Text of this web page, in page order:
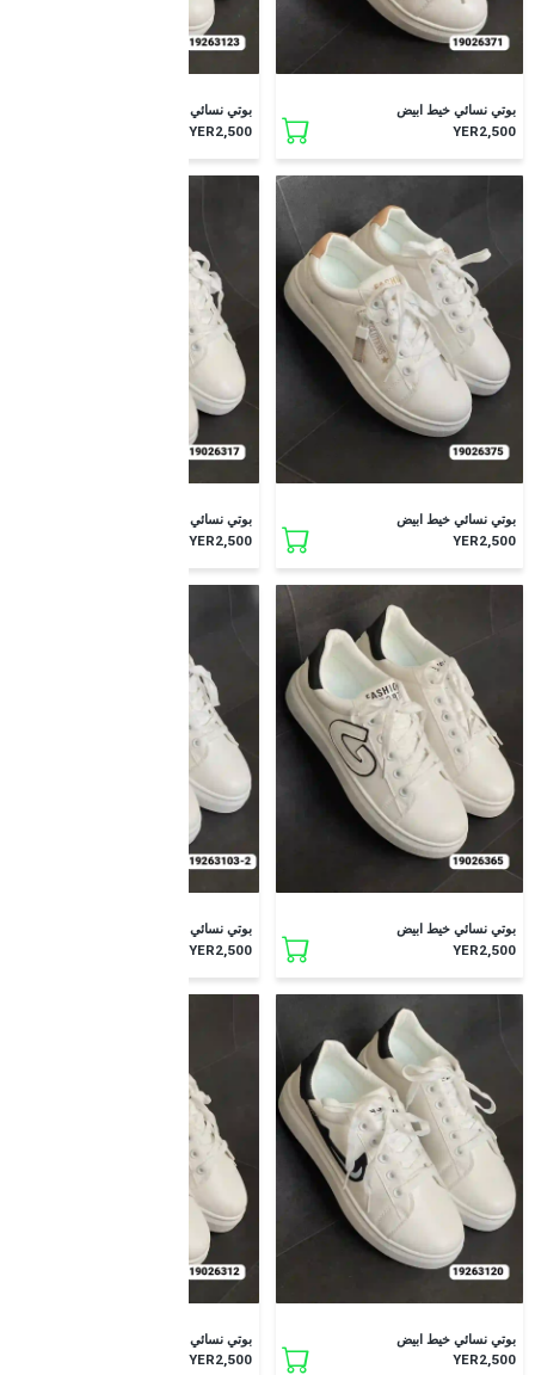
بوتي نسائي خيط ابيض
YER2,500
بوتي نسائي خيط ابيض
YER2,500
بوتي نسائي خيط ابيض
YER2,500
بوتي نسائي خيط ابيض
YER2,500
بوتي نسائي خيط ابيض
YER2,500
بوتي نسائي خيط ارضية قلوب
YER2,500
بوتي نسائي خيط ابيض
YER2,500
بوتي نسائي خيط ابيض
YER2,500